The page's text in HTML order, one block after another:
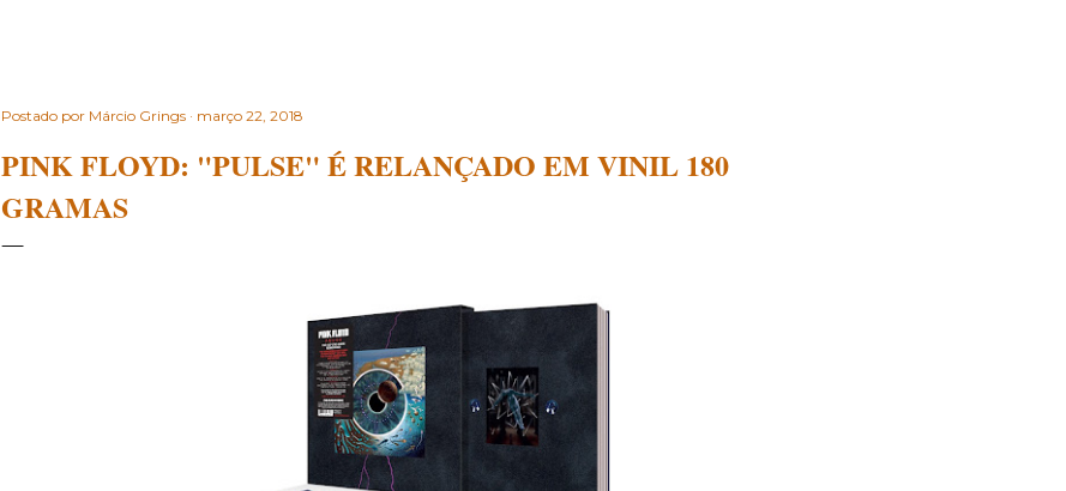
Postado por Márcio Grings março 22, 2018
PINK FLOYD: "PULSE" É RELANÇADO EM VINIL 180
GRAMAS